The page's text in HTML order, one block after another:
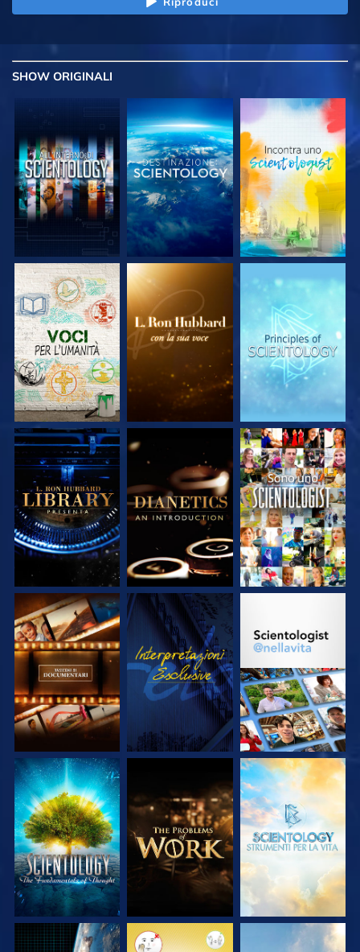
SHOW ORIGINALI
ESPLORA LE
SERIE
ESPLORA LE
SERIE
ESPLORA LE
SERIE
ESPLORA LE
SERIE
ESPLORA LE
SERIE
GUARDA
ESPLORA LE
SERIE
GUARDA
ESPLORA LE
ESPLORA LE
SERIE
ESPLORA LE
SERIE
ESPLORA LE
SERIE